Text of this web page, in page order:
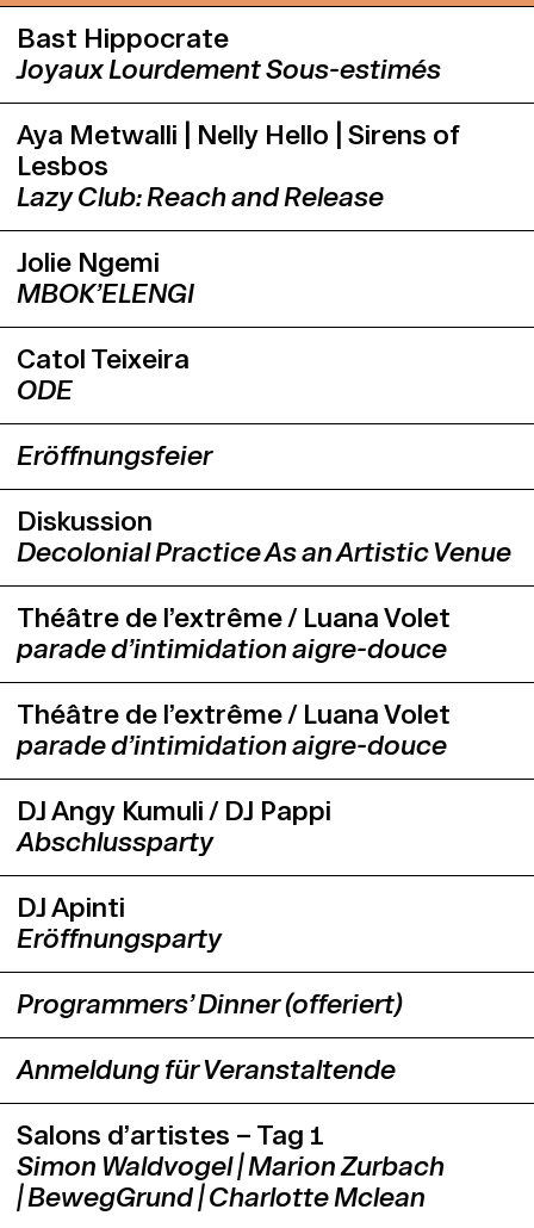
Bast Hippocrate
Joyaux Lourdement Sous-estimés
Aya Metwalli | Nelly Hello | Sirens of
Lesbos
Lazy Club: Reach and Release
Jolie Ngemi
MBOK’ELENGI
Catol Teixeira
ODE
Eröffnungsfeier
Diskussion
Decolonial Practice As an Artistic Venue
Théâtre de l’extrême / Luana Volet
parade d’intimidation aigre-douce
Théâtre de l’extrême / Luana Volet
parade d’intimidation aigre-douce
DJ Angy Kumuli / DJ Pappi
Abschlussparty
DJ Apinti
Eröffnungsparty
Programmers’ Dinner (offeriert)
Anmeldung für Veranstaltende
Salons d’artistes – Tag 1
Simon Waldvogel | Marion Zurbach
| BewegGrund | Charlotte Mclean